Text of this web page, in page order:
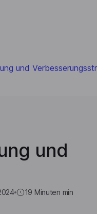
und
und
19 Minuten min